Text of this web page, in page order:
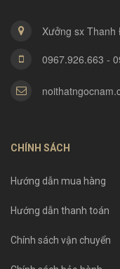
Xưởng sx Thanh
0967.926.663 -
CHÍNH SÁCH
Hướng dẫn mua hàng
Hướng dẫn thanh toán
Chính sách vận chuyển